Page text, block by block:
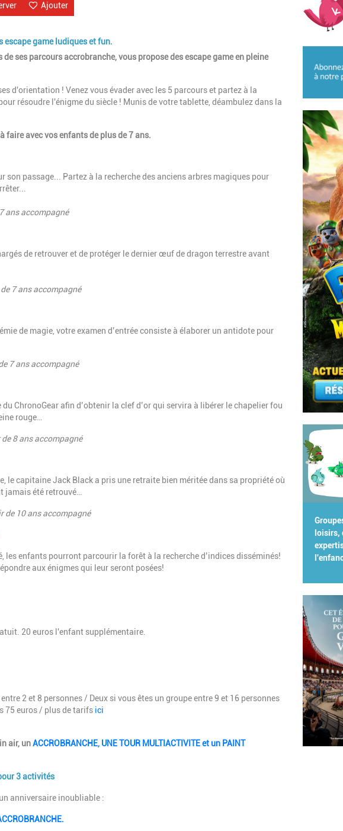
Ajouter
escape game ludiques et fun.
ses parcours accrobranche, vous propose des escape game en pleine
d'orientation ! Venez vous évader avec les 5 parcours et partez à la
résoudre l'énigme du siècle ! Munis de votre tablette, déambulez dans la
faire avec vos enfants de plus de 7 ans.
passage... Partez à la recherche des anciens arbres magiques pour
ans accompagné
de retrouver et de protéger le dernier œuf de dragon terrestre avant
7 ans accompagné
de magie, votre examen d’entrée consiste à élaborer un antidote pour
7 ans accompagné
ChronoGear afin d’obtenir la clef d’or qui servira à libérer le chapelier fou
rouge…
8 ans accompagné
le capitaine Jack Black a pris une retraite bien méritée dans sa propriété où
jamais été retrouvé…
de 10 ans accompagné
les enfants pourront parcourir la forêt à la recherche d’indices disséminés!
aux énigmes qui leur seront posées!
20 euros l'enfant supplémentaire.
2 et 8 personnes / Deux si vous êtes un groupe entre 9 et 16 personnes
75 euros / plus de tarifs ici
air, unACCROBRANCHE, UNE TOUR MULTIACTIVITE et un PAINT
3 activités
anniversaire inoubliable :
loisirs,